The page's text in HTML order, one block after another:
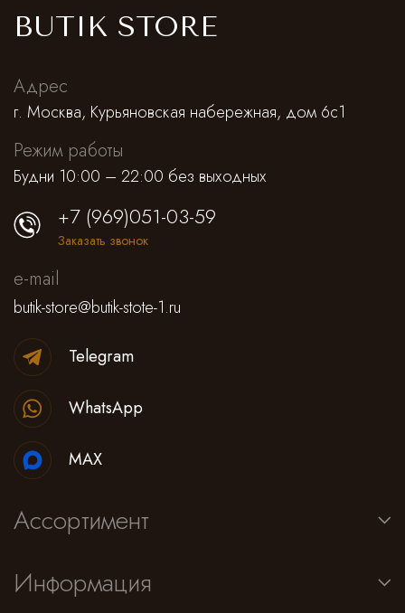
BUTIK STORE
Адрес
г. Москва, Курьяновская набережная, дом 6с1
Режим работы
Будни 10:00 – 22:00 без выходных
Ассортимент
Информация
+7 (969)051-03-59
Заказать звонок
e-mail
butik-store@butik-stote-1.ru
Telegram
WhatsApp
MAX